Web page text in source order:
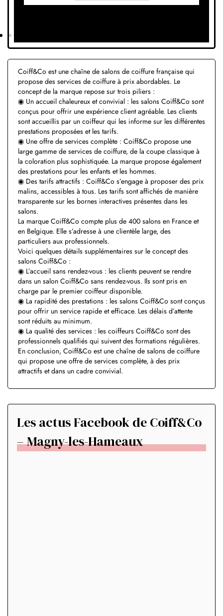
Coiff&Co est une chaîne de salons de coiffure française qui
propose des services de coiffure à prix abordables. Le
concept de la marque repose sur trois piliers :
◉ Un accueil chaleureux et convivial : les salons Coiff&Co sont
conçus pour offrir une expérience client agréable. Les clients
sont accueillis par un coiffeur qui les informe sur les différentes
prestations proposées et les tarifs.
◉ Une offre de services complète : Coiff&Co propose une
large gamme de services de coiffure, de la coupe classique à
la coloration plus sophistiquée. La marque propose également
des prestations pour les enfants et les hommes.
◉ Des tarifs attractifs : Coiff&Co s’engage à proposer des prix
malins, accessibles à tous. Les tarifs sont affichés de manière
transparente sur les bornes interactives présentes dans les
salons.
La marque Coiff&Co compte plus de 400 salons en France et
en Belgique. Elle s’adresse à une clientèle large, des
particuliers aux professionnels.
Voici quelques détails supplémentaires sur le concept des
salons Coiff&Co :
◉ L’accueil sans rendez-vous : les clients peuvent se rendre
dans un salon Coiff&Co sans rendez-vous. Ils sont pris en
charge par le premier coiffeur disponible.
◉ La rapidité des prestations : les salons Coiff&Co sont conçus
pour offrir un service rapide et efficace. Les délais d’attente
sont réduits au minimum.
◉ La qualité des services : les coiffeurs Coiff&Co sont des
professionnels qualifiés qui suivent des formations régulières.
En conclusion, Coiff&Co est une chaîne de salons de coiffure
qui propose une offre de services complète, à des prix
attractifs et dans un cadre convivial.
Les actus Facebook de Coiff&Co
– Magny-les-Hameaux